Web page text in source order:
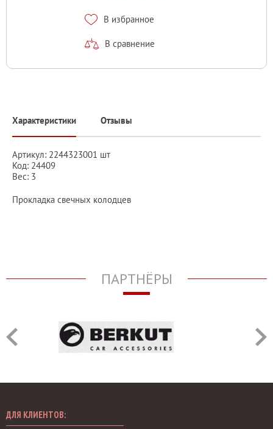
В избранное
В сравнение
Характеристики Отзывы
Артикул: 2244323001 шт
Код: 24409
Вес: 3
Прокладка свечных колодцев
ПАРТНЁРЫ
ДЛЯ КЛИЕНТОВ: